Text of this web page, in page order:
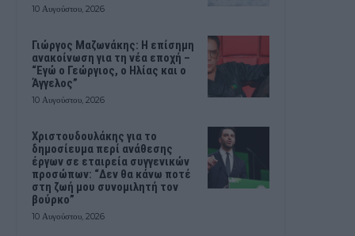
10 Αυγούστου, 2026
Γιώργος Μαζωνάκης: Η επίσημη
ανακοίνωση για τη νέα εποχή –
“Εγώ ο Γεώργιος, ο Ηλίας και ο
Άγγελος”
10 Αυγούστου, 2026
Χριστουδουλάκης για το
δημοσίευμα περί ανάθεσης
έργων σε εταιρεία συγγενικών
προσώπων: “Δεν θα κάνω ποτέ
στη ζωή μου συνομιλητή τον
βούρκο”
10 Αυγούστου, 2026